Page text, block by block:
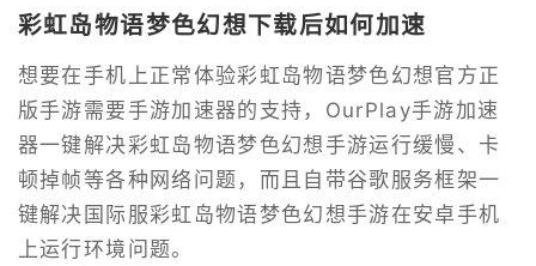
彩虹岛物语梦色幻想下载后如何加速
想要在手机上正常体验彩虹岛物语梦色幻想官方正
版手游需要手游加速器的支持，OurPlay手游加速
器一键解决彩虹岛物语梦色幻想手游运行缓慢、卡
顿掉帧等各种网络问题，而且自带谷歌服务框架一
键解决国际服彩虹岛物语梦色幻想手游在安卓手机
上运行环境问题。